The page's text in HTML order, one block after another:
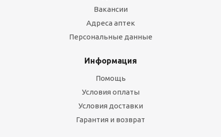
Вакансии
Адреса аптек
Персональные данные
Информация
Помощь
Условия оплаты
Условия доставки
Гарантия и возврат